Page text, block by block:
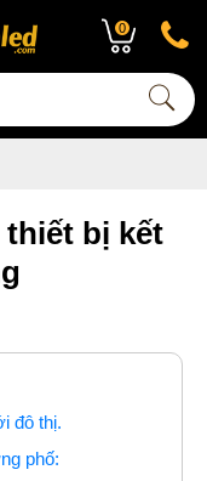
0
bị kết
đô thị.
phố: